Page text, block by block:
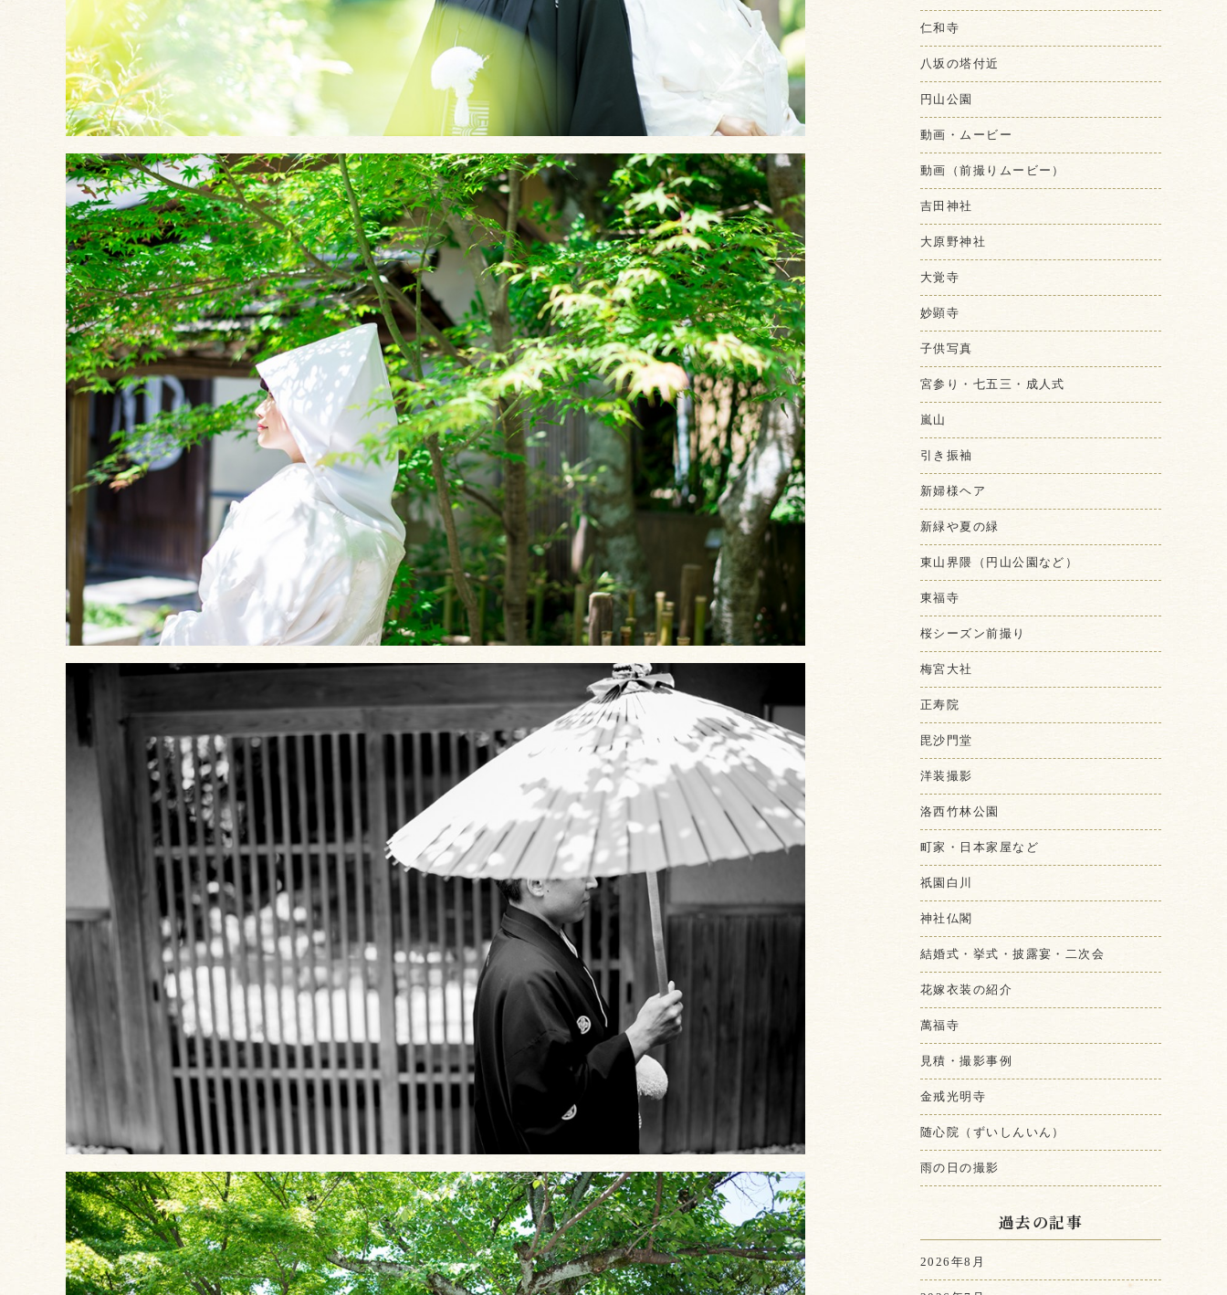
仁和寺
八坂の塔付近
円山公園
動画・ムービー
動画（前撮りムービー）
吉田神社
大原野神社
大覚寺
妙顕寺
子供写真
宮参り・七五三・成人式
嵐山
引き振袖
新婦様ヘア
新緑や夏の緑
東山界隈（円山公園など）
東福寺
桜シーズン前撮り
梅宮大社
正寿院
毘沙門堂
洋装撮影
洛西竹林公園
町家・日本家屋など
祇園白川
神社仏閣
結婚式・挙式・披露宴・二次会
花嫁衣装の紹介
萬福寺
見積・撮影事例
金戒光明寺
随心院（ずいしんいん）
雨の日の撮影
過去の記事
2026年8月